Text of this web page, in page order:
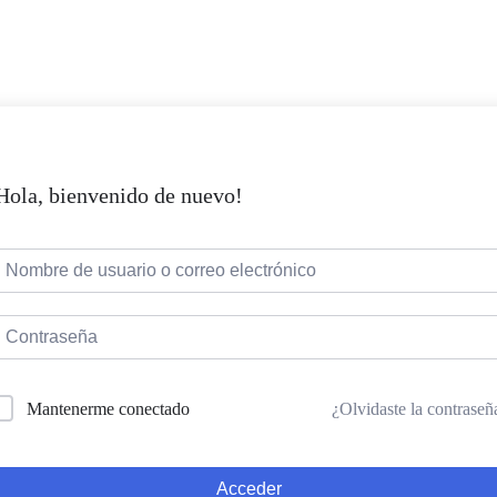
bienvenido de nuevo!
Mantenerme conectado ¿Olvidaste la
Acceder